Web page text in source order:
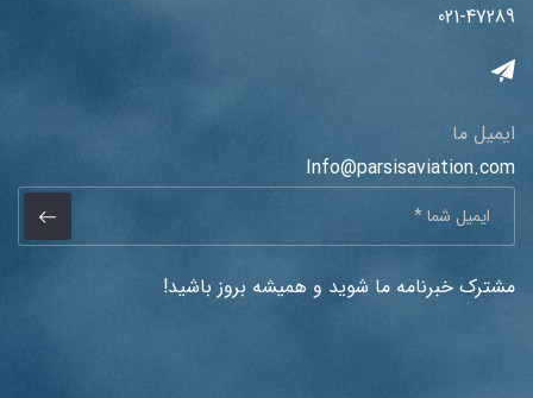
021-47289
ایمیل ما
Info@parsisaviation.com
مشترک خبرنامه ما شوید و همیشه بروز باشید!